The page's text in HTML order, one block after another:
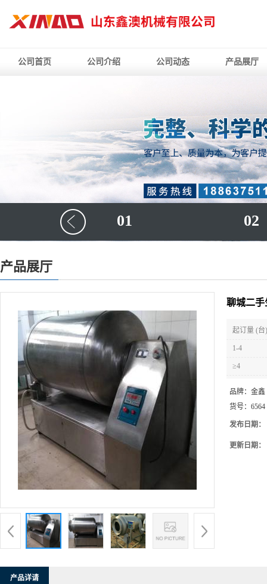
公司首页 公司介绍 公司动态 产品展厅
01 02
产品展厅
聊城二手
起订量 (台)
1-4
≥4
品牌： 金鑫
货号： 6564
发布日期：
更新日期：
产品详请